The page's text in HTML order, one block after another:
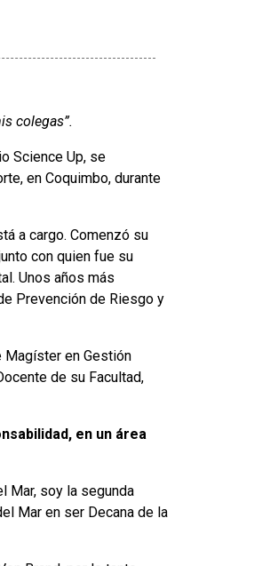
colegas”.
Science Up, se
en Coquimbo, durante
a cargo. Comenzó su
con quien fue su
Unos años más
Prevención de Riesgo y
Magíster en Gestión
de su Facultad,
en un área
Mar, soy la segunda
Mar en ser Decana de la